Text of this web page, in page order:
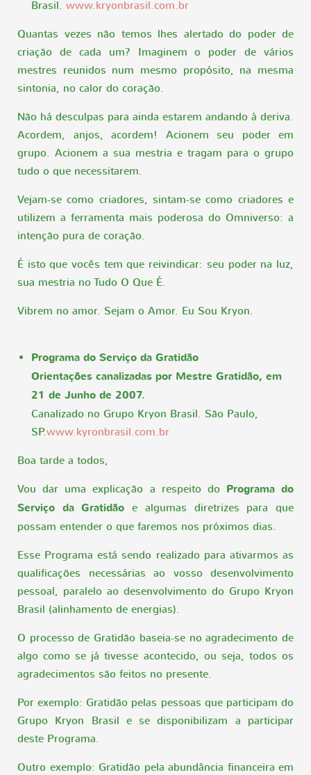
Brasil. www.kryonbrasil.com.br
Quantas vezes não temos lhes alertado do poder de
criação de cada um? Imaginem o poder de vários
mestres reunidos num mesmo propósito, na mesma
sintonia, no calor do coração.
Não há desculpas para ainda estarem andando à deriva.
Acordem, anjos, acordem! Acionem seu poder em
grupo. Acionem a sua mestria e tragam para o grupo
tudo o que necessitarem.
Vejam-se como criadores, sintam-se como criadores e
utilizem a ferramenta mais poderosa do Omniverso: a
intenção pura de coração.
É isto que vocês tem que reivindicar: seu poder na luz,
sua mestria no Tudo O Que É.
Vibrem no amor. Sejam o Amor. Eu Sou Kryon.
Programa do Serviço da Gratidão
Orientações canalizadas por Mestre Gratidão, em
21 de Junho de 2007.
Canalizado no Grupo Kryon Brasil. São Paulo,
SP.www.kyronbrasil.com.br
Boa tarde a todos,
Vou dar uma explicação a respeito do Programa do
Serviço da Gratidão e algumas diretrizes para que
possam entender o que faremos nos próximos dias.
Esse Programa está sendo realizado para ativarmos as
qualificações necessárias ao vosso desenvolvimento
pessoal, paralelo ao desenvolvimento do Grupo Kryon
Brasil (alinhamento de energias).
O processo de Gratidão baseia-se no agradecimento de
algo como se já tivesse acontecido, ou seja, todos os
agradecimentos são feitos no presente.
Por exemplo: Gratidão pelas pessoas que participam do
Grupo Kryon Brasil e se disponibilizam a participar
deste Programa.
Outro exemplo: Gratidão pela abundância financeira em